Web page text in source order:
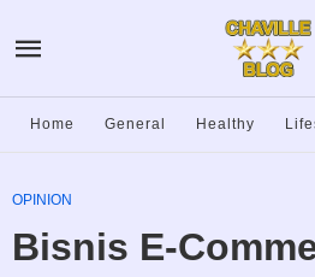
Home General Healthy
OPINION
Bisnis E-